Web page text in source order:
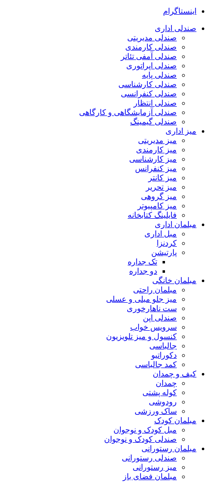
اینستاگرام
صندلی اداری
صندلی مدیریتی
صندلی کارمندی
صندلی آمفی تئاتر
صندلی اپراتوری
صندلی پایه
صندلی کارشناسی
صندلی کنفرانسی
صندلی انتظار
صندلی آزمایشگاهی و کارگاهی
صندلی گیمینگ
میز اداری
میز مدیریتی
میز کارمندی
میز کارشناسی
میز کنفرانس
میز کانتر
میز تحریر
میز گروهی
میز کامپیوتر
فایلینگ کتابخانه
مبلمان اداری
مبل اداری
کردنزا
پارتیشن
تک جداره
دو جداره
مبلمان خانگی
مبلمان راحتی
میز جلو مبلی و عسلی
ست ناهارخوری
صندلی اپن
سرویس خواب
کنسول و میز تلویزیون
جالباسی
دکوراتیو
کمد جالباسی
کیف و چمدان
چمدان
کوله پشتی
رودوشی
ساک ورزشی
مبلمان کودک
مبل کودک و نوجوان
صندلی کودک و نوجوان
مبلمان رستورانی
صندلی رستورانی
میز رستورانی
مبلمان فضای باز